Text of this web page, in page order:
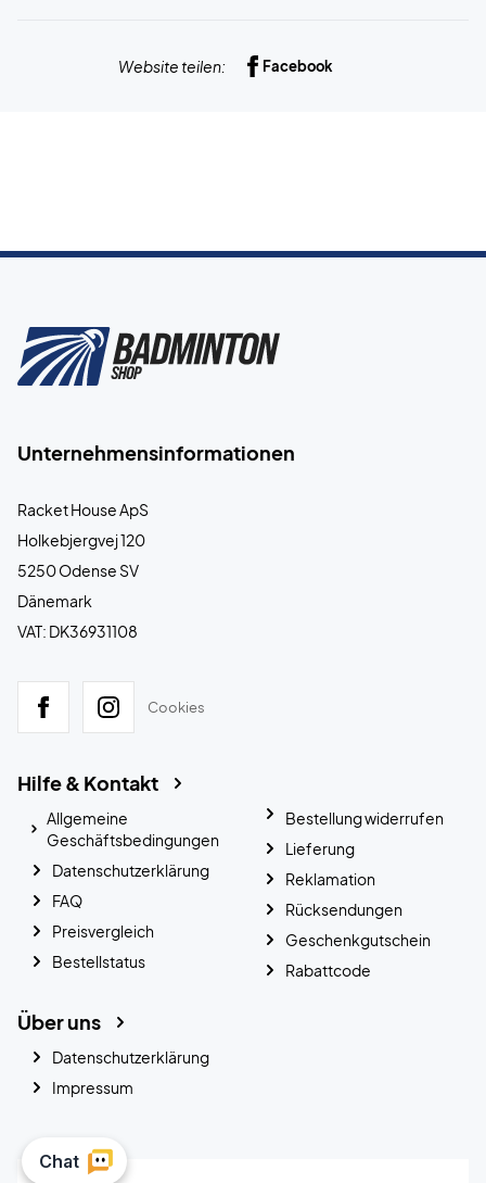
Website teilen: Facebook
Unternehmensinformationen
Racket House ApS
Holkebjergvej 120
5250 Odense SV
Dänemark
VAT: DK36931108
Cookies
Hilfe & Kontakt
Allgemeine
Geschäftsbedingungen
Datenschutzerklärung
FAQ
Preisvergleich
Bestellstatus
Bestellung widerrufen
Lieferung
Reklamation
Rücksendungen
Geschenkgutschein
Rabattcode
Über uns
Datenschutzerklärung
Impressum